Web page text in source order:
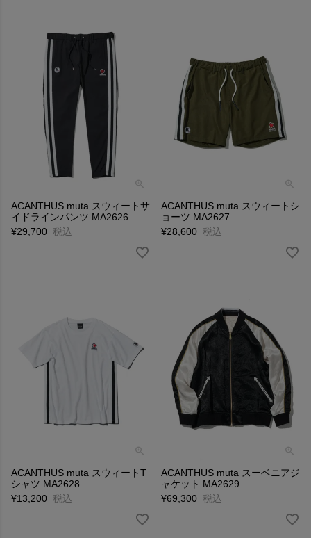
ACANTHUS muta スウィートサ
イドラインパンツ MA2626
¥29,700 税込
ACANTHUS muta スウィートシ
ョーツ MA2627
¥28,600 税込
ACANTHUS muta スウィートT
シャツ MA2628
¥13,200 税込
ACANTHUS muta スーベニアジ
ャケット MA2629
¥69,300 税込